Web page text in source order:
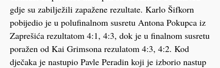
gdje su zabilježili zapažene rezultate. Karlo Šifkorn
pobijedio je u polufinalnom susretu Antona Pokupca iz
Zaprešića rezultatom 4:1, 4:3, dok je u finalnom susretu
poražen od Kai Grimsona rezulatom 4:3, 4:2. Kod
dječaka je nastupio Pavle Peradin koji je izborio nastup